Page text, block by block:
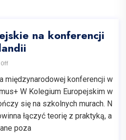
na konferencji
międzynarodowej konferencji w
W Kolegium Europejskim w
się na szkolnych murach. N
łączyć teorię z praktyką, a
poza